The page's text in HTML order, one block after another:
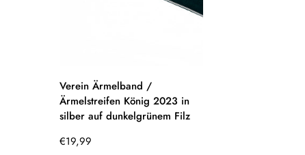
Verein Ärmelband /
Ärmelstreifen König 2023 in
silber auf dunkelgrünem Filz
Regulärer
€19,99